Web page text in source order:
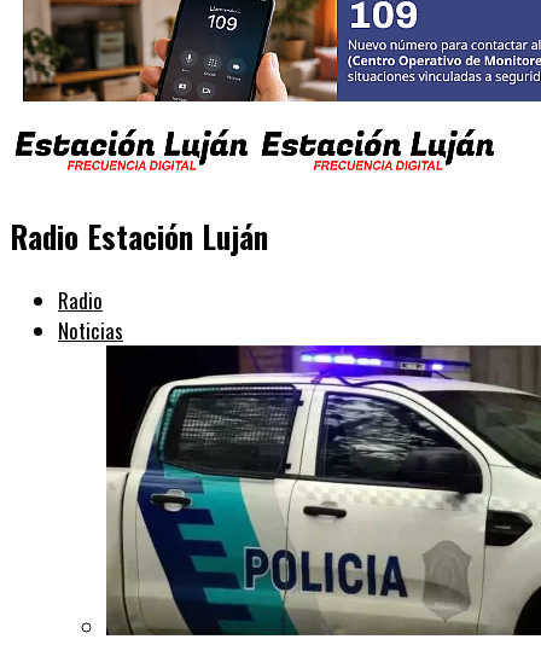
Radio Estación Luján
Radio
Noticias